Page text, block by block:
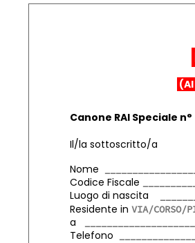
(AI
Canone RAI Speciale n°
Il/la sottoscritto/a
Nome
Codice Fiscale
Luogo di nascita
Residente in
a
Telefono